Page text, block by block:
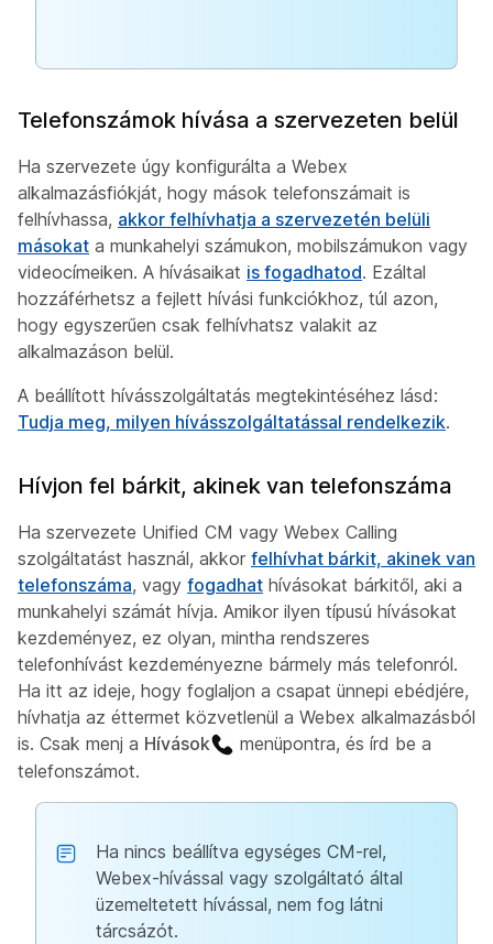
Telefonszámok hívása a szervezeten belül
Ha szervezete úgy konfigurálta a Webex
alkalmazásfiókját, hogy mások telefonszámait is
felhívhassa, akkor felhívhatja a szervezetén belüli
másokat a munkahelyi számukon, mobilszámukon vagy
videocímeiken. A hívásaikat is fogadhatod. Ezáltal
hozzáférhetsz a fejlett hívási funkciókhoz, túl azon,
hogy egyszerűen csak felhívhatsz valakit az
alkalmazáson belül.
A beállított hívásszolgáltatás megtekintéséhez lásd:
Tudja meg, milyen hívásszolgáltatással rendelkezik.
Hívjon fel bárkit, akinek van telefonszáma
Ha szervezete Unified CM vagy Webex Calling
szolgáltatást használ, akkor felhívhat bárkit, akinek van
telefonszáma, vagy fogadhat hívásokat bárkitől, aki a
munkahelyi számát hívja. Amikor ilyen típusú hívásokat
kezdeményez, ez olyan, mintha rendszeres
telefonhívást kezdeményezne bármely más telefonról.
Ha itt az ideje, hogy foglaljon a csapat ünnepi ebédjére,
hívhatja az éttermet közvetlenül a Webex alkalmazásból
is. Csak menj a Hívások
menüpontra, és írd be a
telefonszámot.
Ha nincs beállítva egységes CM-rel,
Webex-hívással vagy szolgáltató által
üzemeltetett hívással, nem fog látni
tárcsázót.